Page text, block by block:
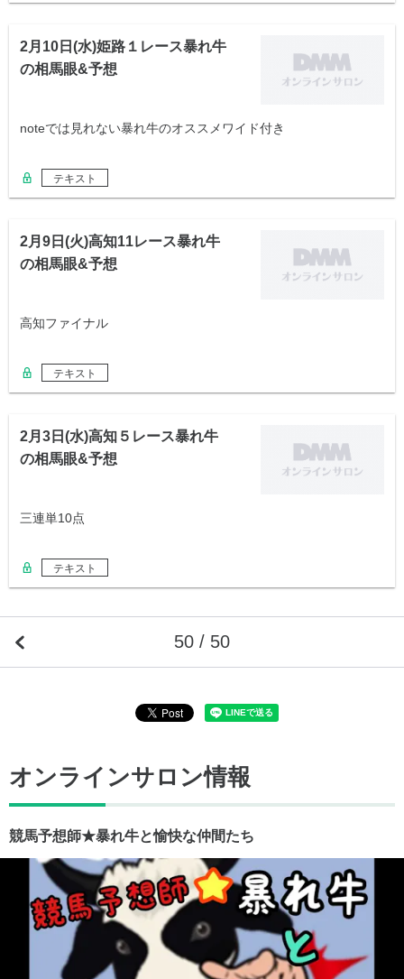
2月10日(水)姫路１レース暴れ牛
の相馬眼&予想
noteでは見れない暴れ牛のオススメワイド付き
テキスト
2月9日(火)高知11レース暴れ牛
の相馬眼&予想
高知ファイナル
テキスト
2月3日(水)高知５レース暴れ牛
の相馬眼&予想
三連単10点
テキスト
50 / 50
オンラインサロン情報
競馬予想師★暴れ牛と愉快な仲間たち